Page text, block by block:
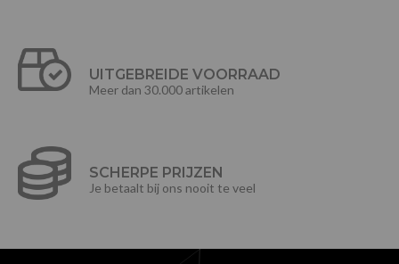
UITGEBREIDE VOORRAAD
Meer dan 30.000 artikelen
SCHERPE PRIJZEN
Je betaalt bij ons nooit te veel